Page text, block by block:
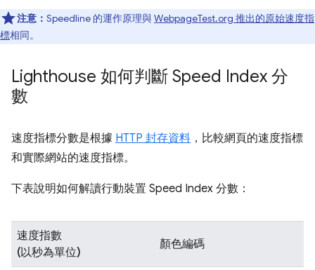
注意： Speedline 的運作原理與WebpageTest.org 推出的原始速度指
標相同。
Lighthouse 如何判斷 Speed Index 分
數
速度指標分數是根據 HTTP 封存資料 ，比較網頁的速度指標
和實際網站的速度指標。
下表說明如何解讀行動裝置 Speed Index 分數：
速度指數
(以秒為單位)
顏色編碼